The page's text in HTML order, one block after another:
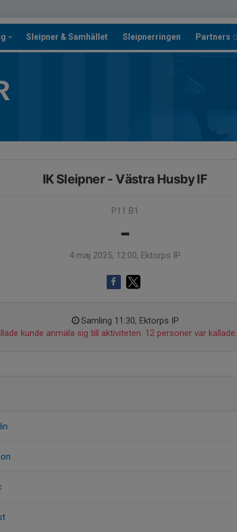
Sleipner & Samhället Sleipnerringen Partners
IK Sleipner - Västra Husby IF
P11 B1
-
4 maj 2025, 12:00, Ektorps IP
Samling 11:30, Ektorps IP
kunde anmäla sig till aktiviteten. 12 personer var kallade.